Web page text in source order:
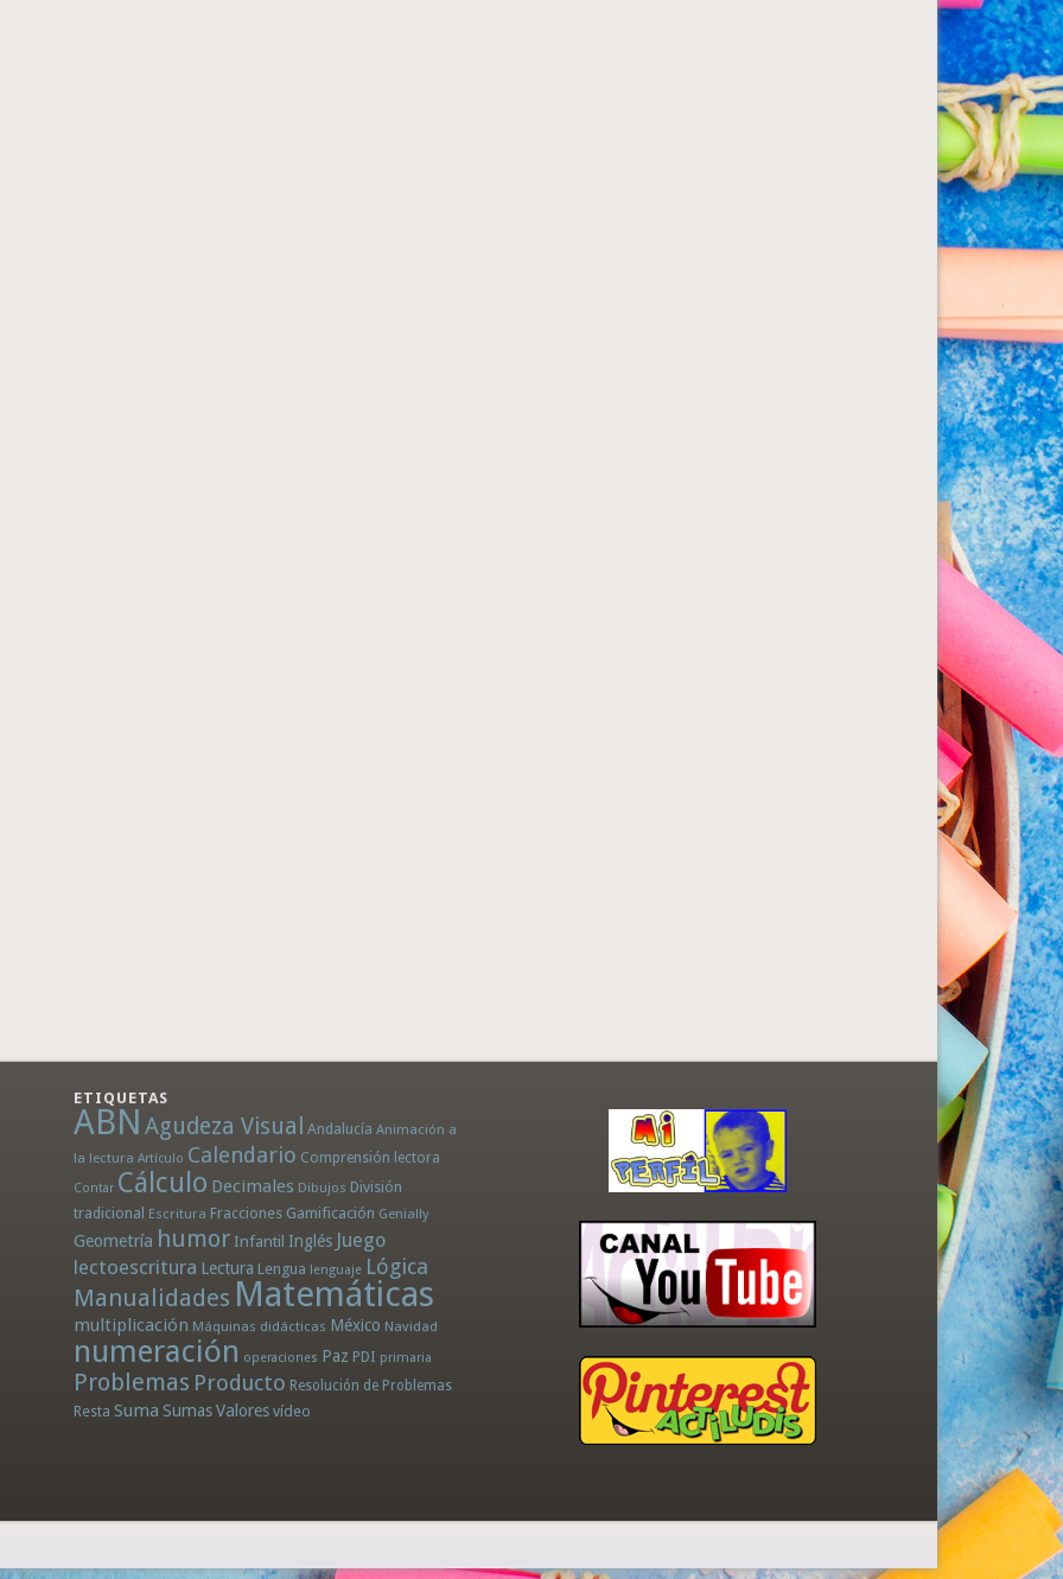
ETIQUETAS
ABN Agudeza Visual Andalucía Animación a
la lectura Artículo Calendario Comprensión lectora
Contar Cálculo Decimales Dibujos División
tradicional Escritura Fracciones Gamificación Genially
Geometría humor Infantil Inglés Juego
lectoescritura Lectura Lengua lenguaje Lógica
Manualidades Matemáticas
multiplicación Máquinas didácticas México Navidad
numeración operaciones Paz PDI primaria
Problemas Producto Resolución de Problemas
Resta Suma SumasValores vídeo